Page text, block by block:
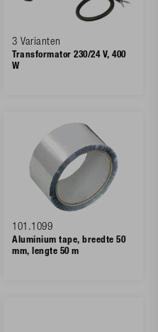
3 Varianten
Transformator 230/24 V, 400
W
101.1099
Aluminium tape, breedte 50
mm, lengte 50 m